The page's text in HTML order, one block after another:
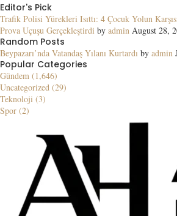
Editor's Pick
Trafik Polisi Yürekleri Isıttı: 4 Çocuk Yolun
Prova Uçuşu Gerçekleştirdi by admin August 28,
Random Posts
Beypazarı’nda Vatandaş Yılanı Kurtardı by admin
Popular Categories
Gündem (1,646)
Uncategorized (29)
Teknoloji (3)
Spor (2)